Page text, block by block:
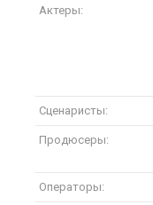
Актеры:
Сценаристы:
Продюсеры:
Операторы: